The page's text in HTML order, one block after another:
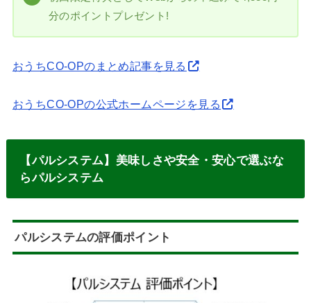
分のポイントプレゼント!
おうちCO-OPのまとめ記事を見る
おうちCO-OPの公式ホームページを見る
【パルシステム】美味しさや安全・安心で選ぶな
らパルシステム
パルシステムの評価ポイント